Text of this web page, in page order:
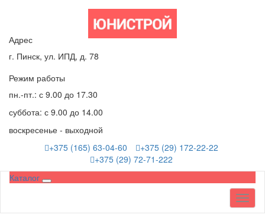
Адрес
г. Пинск, ул. ИПД, д. 78
Режим работы
пн.-пт.: с 9.00 до 17.30
суббота: с 9.00 до 14.00
воскресенье - выходной
+375 (165) 63-04-60
+375 (29) 172-22-22
+375 (29) 72-71-222
Каталог